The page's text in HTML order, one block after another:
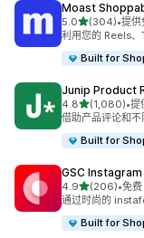
Moast
5.0星（满分 5 星
(304)
总共 304 条评论
•提供
利用您的 Reels、
Built for
Junip Product
4.8星（满分 5 星
(1,080)
总共 1080 条评论
•提
借助产品评论和
Built for
GSC
4.9星（满分 5 星）
(206)
总共 206 条评论
•免费
通过时尚的
Built for